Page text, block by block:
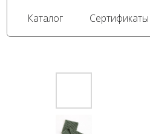
Каталог Сертификаты